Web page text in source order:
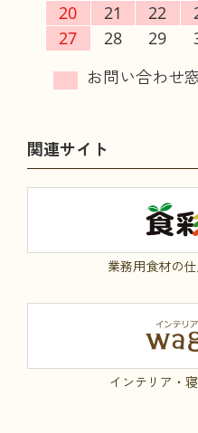
20
21 22
27
28 29
関連サイト
業務用食材の
インテリア・